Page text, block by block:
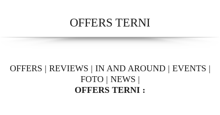
OFFERS TERNI
OFFERS | REVIEWS | IN AND AROUND| EVENTS |
FOTO| NEWS |
OFFERS TERNI :